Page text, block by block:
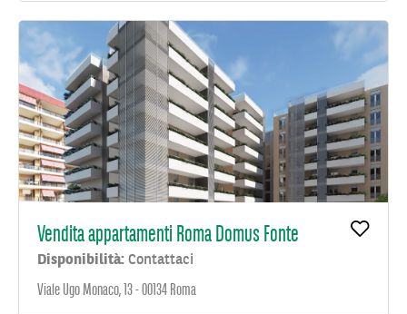
Vendita appartamenti Roma Domus Fonte
Disponibilità: Contattaci
Viale Ugo Monaco, 13 - 00134 Roma